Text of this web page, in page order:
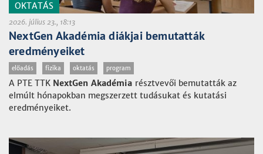
OKTATÁS
2026. július 23., 18:13
NextGen Akadémia diákjai bemutatták
eredményeiket
előadás fizika oktatás program
A PTE TTK NextGen Akadémia résztvevői bemutatták az
elmúlt hónapokban megszerzett tudásukat és kutatási
eredményeiket.